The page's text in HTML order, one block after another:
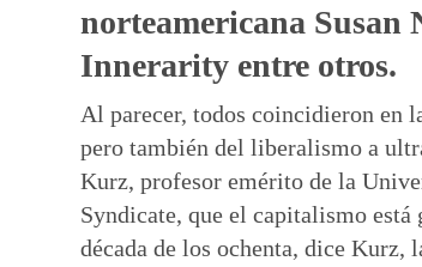
norteamericana Susan
Innerarity entre otros.
Al parecer, todos coincidieron en
pero también del liberalismo a
Kurz, profesor emérito de la
Syndicate, que el capitalismo está
década de los ochenta, dice Kurz,